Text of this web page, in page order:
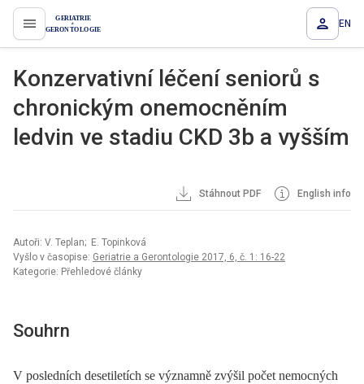
proLékaře.cz EN
Konzervativní léčení seniorů s
chronickým onemocněním
ledvin ve stadiu CKD 3b a vyšším
Stáhnout PDF English info
Autoři: V. Teplan; E. Topinková
Vyšlo v časopise: Geriatrie a Gerontologie 2017, 6, č. 1: 16-22
Kategorie: Přehledové články
Souhrn
V posledních desetiletích se významně zvýšil počet nemocných